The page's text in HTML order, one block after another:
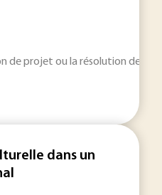
de projet ou la résolution de
dans un